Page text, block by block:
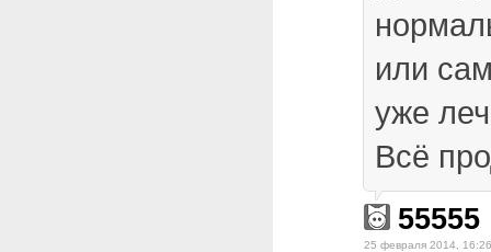
или
уже
Всё
55555
25 февраля 2014, 16:26